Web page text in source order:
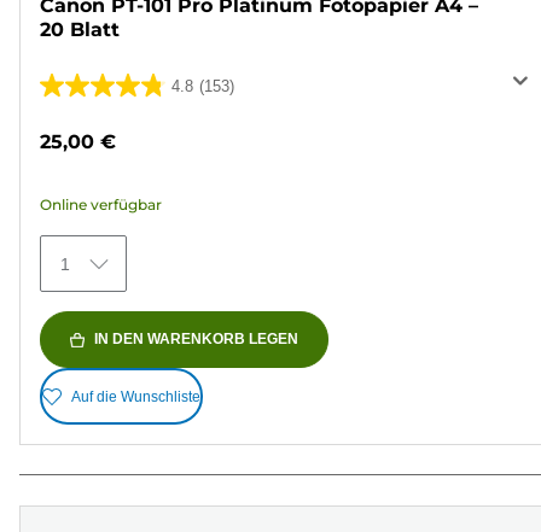
Canon PT-101 Pro Platinum Fotopapier A4 –
20 Blatt
4.8 (153)
4.8
153
Bewertungen
25,00 €
Online verfügbar
1
IN DEN WARENKORB LEGEN
Auf die Wunschliste